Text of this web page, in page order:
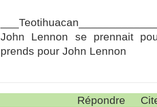
John Lennon se prennait
prends pour John Lennon
Répondre